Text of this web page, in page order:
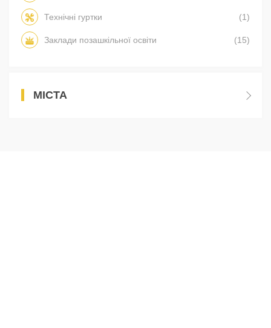
Технічні гуртки (1)
Заклади позашкільної освіти (15)
МІСТА